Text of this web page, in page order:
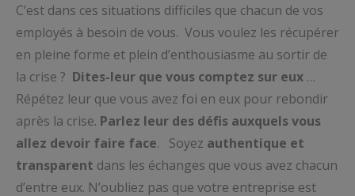
C’est dans ces situations difficiles que chacun de vos
employés à besoin de vous. Vous voulez les récupérer
en pleine forme et plein d’enthousiasme au sortir de
la crise ? Dites-leur que vous comptez sur eux …
Répétez leur que vous avez foi en eux pour rebondir
après la crise. Parlez leur des défis auxquels vous
allez devoir faire face. Soyez authentique et
transparent dans les échanges que vous avez chacun
d’entre eux. N’oubliez pas que votre entreprise est